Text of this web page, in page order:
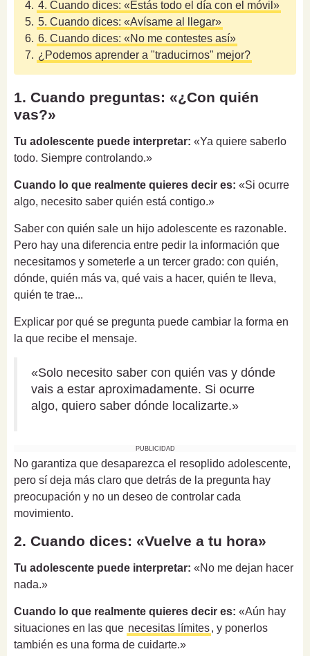
4. 4. Cuando dices: «Estás todo el día con el móvil»
5. 5. Cuando dices: «Avísame al llegar»
6. 6. Cuando dices: «No me contestes así»
7. ¿Podemos aprender a "traducirnos" mejor?
1. Cuando preguntas: «¿Con quién
vas?»
Tu adolescente puede interpretar: «Ya quiere saberlo
todo. Siempre controlando.»
Cuando lo que realmente quieres decir es: «Si ocurre
algo, necesito saber quién está contigo.»
Saber con quién sale un hijo adolescente es razonable.
Pero hay una diferencia entre pedir la información que
necesitamos y someterle a un tercer grado: con quién,
dónde, quién más va, qué vais a hacer, quién te lleva,
quién te trae...
Explicar por qué se pregunta puede cambiar la forma en
la que recibe el mensaje.
«Solo necesito saber con quién vas y dónde
vais a estar aproximadamente. Si ocurre
algo, quiero saber dónde localizarte.»
PUBLICIDAD
No garantiza que desaparezca el resoplido adolescente,
pero sí deja más claro que detrás de la pregunta hay
preocupación y no un deseo de controlar cada
movimiento.
2. Cuando dices: «Vuelve a tu hora»
Tu adolescente puede interpretar: «No me dejan hacer
nada.»
Cuando lo que realmente quieres decir es: «Aún hay
situaciones en las que necesitas límites, y ponerlos
también es una forma de cuidarte.»